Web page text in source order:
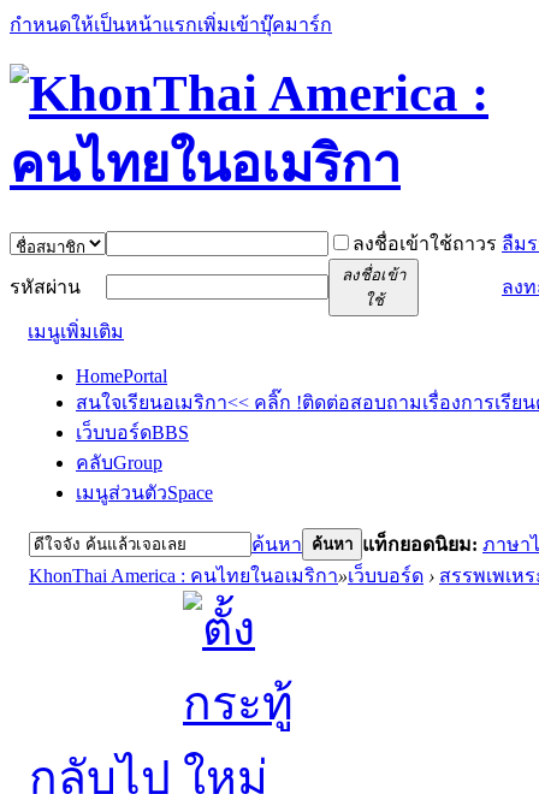
กำหนดให้เป็นหน้าแรกเพิ่มเข้าบุ๊คมาร์ก
ลงชื่อเข้าใช้ถาวร ลืม
รหัสผ่าน
ลงชื่อเข้า
ใช้
ลง
เมนูเพิ่มเติม
HomePortal
สนใจเรียนอเมริกา<< คลิ๊ก !ติดต่อสอบถามเรื่องการเรีย
เว็บบอร์ดBBS
คลับGroup
เมนูส่วนตัวSpace
ค้นหา ค้นหา แท็กยอดนิยม: ภาษา
KhonThai America : คนไทยในอเมริกา»เว็บบอร์ด › สรรพเพเหร
กลับไป